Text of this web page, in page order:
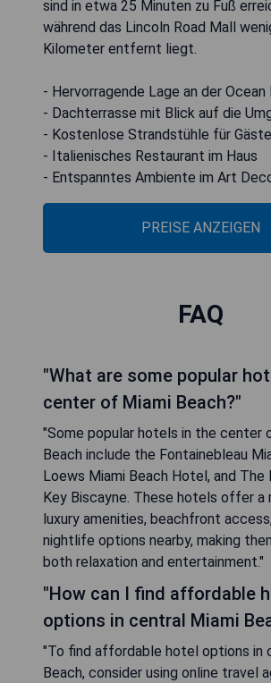
sind in etwa 25 Minuten zu Fuß
während das Lincoln Road Mall
Kilometer entfernt liegt.
- Hervorragende Lage an der Ocean
- Dachterrasse mit Blick auf die
- Kostenlose Strandstühle für Gäste
- Italienisches Restaurant im Haus
- Entspanntes Ambiente im Art
PREISE ANZEIGEN
FAQ
"What are some popular
center of Miami Beach?"
"Some popular hotels in the center
Beach include the Fontainebleau
Loews Miami Beach Hotel, and The
Key Biscayne. These hotels offer a
luxury amenities, beachfront
nightlife options nearby, making
both relaxation and entertainment."
"How can I find affordable
options in central Miami
"To find affordable hotel options in
Beach, consider using online travel